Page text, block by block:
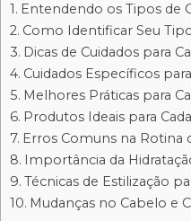
Entendendo os Tipos de
Como Identificar Seu
Dicas de Cuidados para
Cuidados Específicos
Melhores Práticas para
Produtos Ideais para
Erros Comuns na Rotina
Importância da
Técnicas de Estilização
Mudanças no Cabelo e